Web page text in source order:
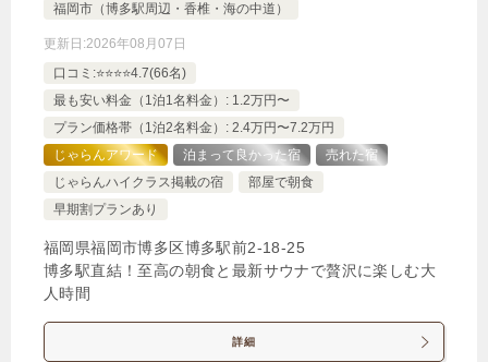
福岡市（博多駅周辺・香椎・海の中道）
更新日:2026年08月07日
口コミ:⭐️⭐️⭐️⭐️4.7(66名)
最も安い料金（1泊1名料金）: 1.2万円〜
プラン価格帯（1泊2名料金）: 2.4万円〜7.2万円
じゃらんアワード
泊まって良かった宿
売れた宿
じゃらんハイクラス掲載の宿
部屋で朝食
早期割プランあり
福岡県福岡市博多区博多駅前2-18-25
博多駅直結！至高の朝食と最新サウナで贅沢に楽しむ大
人時間
詳細